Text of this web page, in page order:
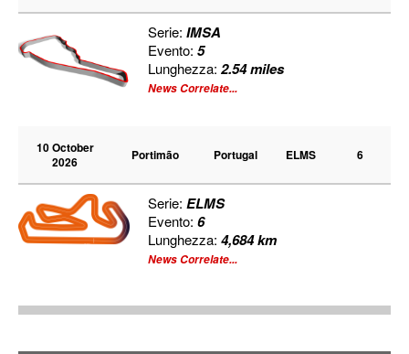
Serie:IMSA
Evento:5
Lunghezza:2.54 miles
News Correlate...
10 October
2026
Portimão Portugal ELMS 6
Serie:ELMS
Evento:6
Lunghezza:4,684 km
News Correlate...